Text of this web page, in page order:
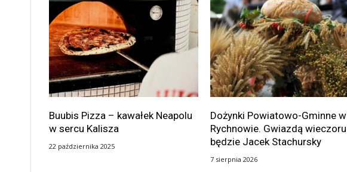
Buubis Pizza – kawałek Neapolu
w sercu Kalisza
22 października 2025
Dożynki Powiatowo-Gminne w
Rychnowie. Gwiazdą wieczoru
będzie Jacek Stachursky
7 sierpnia 2026